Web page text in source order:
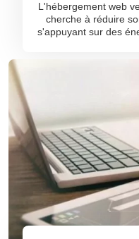
L'hébergement web
cherche à réduire
s'appuyant sur des